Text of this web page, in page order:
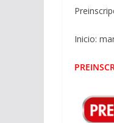
Inicio: